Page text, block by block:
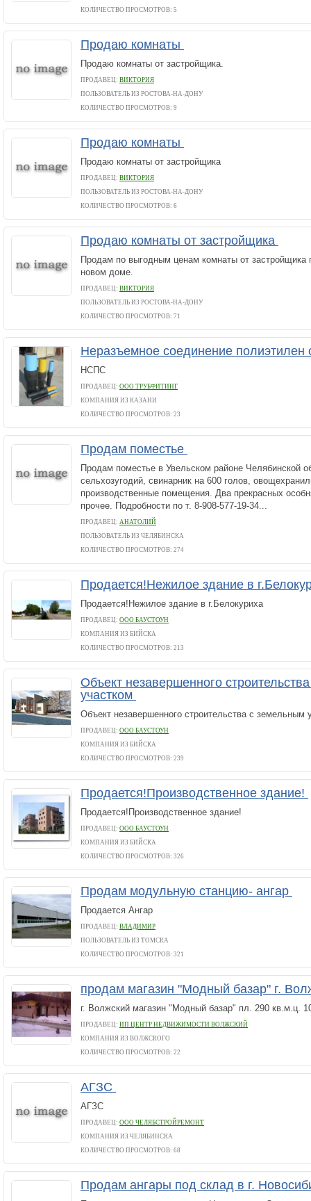
КОЛИЧЕСТВО ПРОСМОТРОВ: 5
Продаю комнаты
Продаю комнаты от застройщика.
ПРОДАВЕЦ: ВИКТОРИЯ
ПОЛЬЗОВАТЕЛЬ ИЗ РОСТОВА-НА-ДОНУ
КОЛИЧЕСТВО ПРОСМОТРОВ: 9
Продаю комнаты
Продаю комнаты от застройщика
ПРОДАВЕЦ: ВИКТОРИЯ
ПОЛЬЗОВАТЕЛЬ ИЗ РОСТОВА-НА-ДОНУ
КОЛИЧЕСТВО ПРОСМОТРОВ: 6
Продаю комнаты от застройщика
Продам по выгодным ценам комнаты от
новом доме.
ПРОДАВЕЦ: ВИКТОРИЯ
ПОЛЬЗОВАТЕЛЬ ИЗ РОСТОВА-НА-ДОНУ
КОЛИЧЕСТВО ПРОСМОТРОВ: 71
Неразъемное соединение полиэтилен
НСПС
ПРОДАВЕЦ: ООО ТРУБФИТИНГ
КОМПАНИЯ ИЗ КАЗАНИ
КОЛИЧЕСТВО ПРОСМОТРОВ: 23
Продам поместье
Продам поместье в Увельском районе Челябинской
сельхозугодий, свинарник на 600 голов,
производственные помещения. Два прекрасных
прочее. Подробности по т. 8-908-577-19-34...
ПРОДАВЕЦ: АНАТОЛИЙ
ПОЛЬЗОВАТЕЛЬ ИЗ ЧЕЛЯБИНСКА
КОЛИЧЕСТВО ПРОСМОТРОВ: 274
Продается!Нежилое здание в
Продается!Нежилое здание в г.Белокуриха
ПРОДАВЕЦ: ООО БАУСТОУН
КОМПАНИЯ ИЗ БИЙСКА
КОЛИЧЕСТВО ПРОСМОТРОВ: 213
Объект незавершенного
участком
Объект незавершенного строительства с земельным
ПРОДАВЕЦ: ООО БАУСТОУН
КОМПАНИЯ ИЗ БИЙСКА
КОЛИЧЕСТВО ПРОСМОТРОВ: 239
Продается!Производственное здание!
Продается!Производственное здание!
ПРОДАВЕЦ: ООО БАУСТОУН
КОМПАНИЯ ИЗ БИЙСКА
КОЛИЧЕСТВО ПРОСМОТРОВ: 326
Продам модульную станцию- ангар
Продается Ангар
ПРОДАВЕЦ: ВЛАДИМИР
ПОЛЬЗОВАТЕЛЬ ИЗ ТОМСКА
КОЛИЧЕСТВО ПРОСМОТРОВ: 321
продам магазин "Модный базар" г.
г. Волжский магазин "Модный базар" пл. 290 кв.м.ц.
ПРОДАВЕЦ: ИП ЦЕНТР НЕДВИЖИМОСТИ ВОЛЖСКИЙ
КОМПАНИЯ ИЗ ВОЛЖСКОГО
КОЛИЧЕСТВО ПРОСМОТРОВ: 22
АГЗС
АГЗС
ПРОДАВЕЦ: ООО ЧЕЛЯБСТРОЙРЕМОНТ
КОМПАНИЯ ИЗ ЧЕЛЯБИНСКА
КОЛИЧЕСТВО ПРОСМОТРОВ: 68
Продам ангары под склад в г.